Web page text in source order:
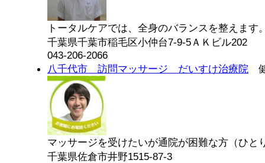
トータルケアでは、全身のバランスを整えます
千葉県千葉市稲毛区小仲台7-9-5ＡＫビル202
043-206-2066
八千代市 訪問マッサージ だいすけ治療院
マッサージを受けたいが通院が困難な方（ひと
千葉県佐倉市井野1515-87-3